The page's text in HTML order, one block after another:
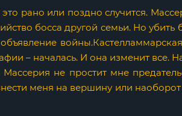
это рано или поздно случится.
босса другой семьи. Но
объявление
– началась. И она изменит все.
не простит мне
меня на вершину или наоборот